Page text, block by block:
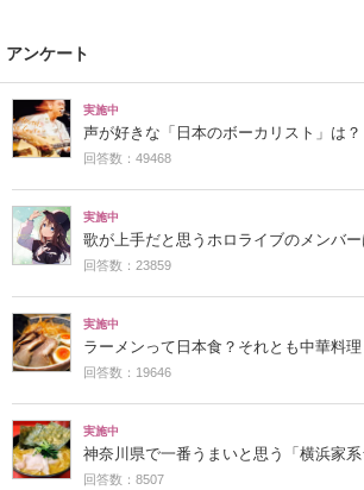
アンケート
実施中
声が好きな「日本のボーカリスト」は？
回答数：49468
実施中
歌が上手だと思うホロライブのメンバー
回答数：23859
実施中
ラーメンって日本食？それとも中華料理
回答数：19646
実施中
神奈川県で一番うまいと思う「横浜家
回答数：8507